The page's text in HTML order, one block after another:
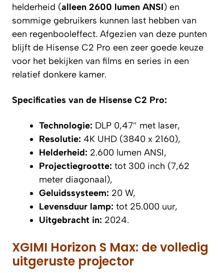
helderheid (alleen 2600 lumen ANSI) en
sommige gebruikers kunnen last hebben van
een regenbooleffect. Afgezien van deze punten
blijft de Hisense C2 Pro een zeer goede keuze
voor het bekijken van films en series in een
relatief donkere kamer.
Specificaties van de Hisense C2 Pro:
Technologie: DLP 0,47″ met laser,
Resolutie: 4K UHD (3840 x 2160),
Helderheid: 2.600 lumen ANSI,
Projectiegrootte: tot 300 inch (7,62
meter diagonaal),
Geluidssysteem: 20 W,
Levensduur lamp: tot 25.000 uur,
Uitgebracht in: 2024.
XGIMI Horizon S Max: de volledig
uitgeruste projector